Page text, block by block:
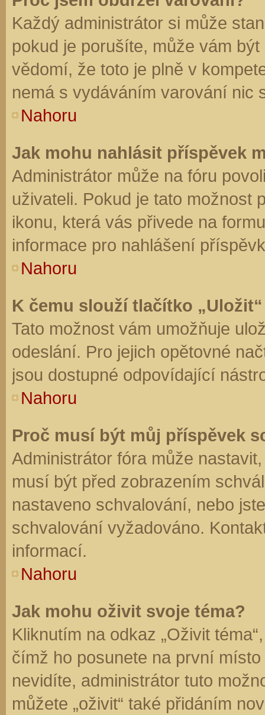
Každý administrátor si může
pokud je porušíte, může vám
vědomí, že toto je plně v
nemá s vydáváním varování nic
Nahoru
Jak mohu nahlásit příspěvek
Administrátor může na fóru
uživateli. Pokud je tato možnost
ikonu, která vás přivede na
informace pro nahlášení
Nahoru
K čemu slouží tlačítko
Tato možnost vám umožňuje
odeslání. Pro jejich opětovné
jsou dostupné odpovídající
Nahoru
Proč musí být můj příspěvek
Administrátor fóra může
musí být před zobrazením
nastaveno schvalování, nebo
schvalování vyžadováno.
informací.
Nahoru
Jak mohu oživit svoje téma?
Kliknutím na odkaz „Oživit
čímž ho posunete na první
nevidíte, administrátor tuto
můžete „oživit“ také přidáním